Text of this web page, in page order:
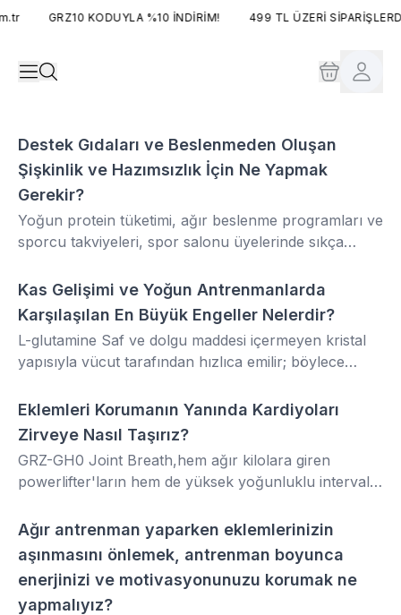
GRZ10 KODUYLA %10 İNDİRİM! 499 TL ÜZERİ
SAĞLIK
Destek Gıdaları ve Beslenmeden Oluşan
Şişkinlik ve Hazımsızlık İçin Ne Yapmak
Gerekir?
Yoğun protein tüketimi, ağır beslenme programları ve
sporcu takviyeleri, spor salonu üyelerinde sıkça
Bu durum hem antrenman performansını düşürür
hem de tüketilen besinlerin vücut tarafından tam
olarak emilmesini engeller. Bu sorunun üstesinden
gelmek ve üyelerinizin antrenman konforunu
artırmak için hem beslenme düzeninde hem de doğru
gerekir:
Aminoasit
Kas Gelişimi ve Yoğun Antrenmanlarda
Karşılaşılan En Büyük Engeller Nelerdir?
L-glutamine Saf ve dolgu maddesi içermeyen kristal
yapısıyla vücut tarafından hızlıca emilir; böylece
duyduğunuz desteği en net şekilde almanıza imkan
tanır
SPOR
Eklemleri Korumanın Yanında Kardiyoları
Zirveye Nasıl Taşırız?
GRZ-GH0 Joint Breath,hem ağır kilolara giren
powerlifter'ların hem de yüksek yoğunluklu interval
aynıdır: Artan eklem stresi ve antrenmanın zirve
noktasında tükenen nefes. Joint Breath, "Mekanik
Sağlamlık" ve "Hücresel Oksijenlenme" olmak üzere
iki farklı koldan çalışarak antrenman kalitesini
maksimize etmeyi hedefler.
SPOR
Ağır antrenman yaparken eklemlerinizin
aşınmasını önlemek, antrenman boyunca
enerjinizi ve motivasyonunuzu korumak ne
yapmalıyız?